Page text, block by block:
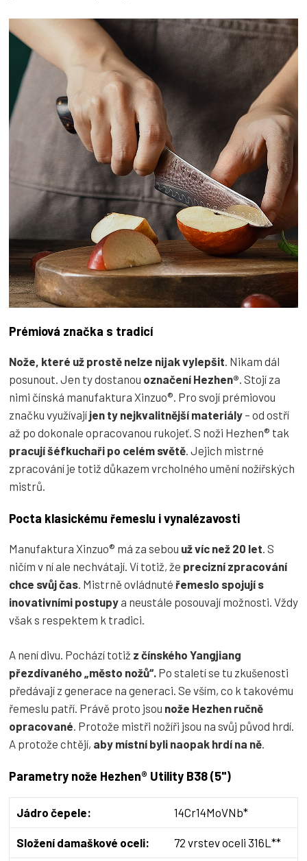
Prémiová značka s tradicí
Nože, které už prostě nelze nijak vylepšit . Nikam dál
posunout. Jen ty dostanou označení Hezhen® . Stojí za
nimi čínská manufaktura Xinzuo®. Pro svojí prémiovou
značku využívají jen ty nejkvalitnější materiály – od ostří
až po dokonale opracovanou rukojeť. S noži Hezhen® tak
pracují šéfkuchaři po celém světě . Jejich mistrné
zpracování je totiž důkazem vrcholného umění nožířských
mistrů.
Pocta klasickému řemeslu i vynalézavosti
Manufaktura Xinzuo® má za sebou už víc než 20 let . S
ničím v ní ale nechvátají. Ví totiž, že precizní zpracování
chce svůj čas . Mistrně ovládnuté řemeslo spojují s
inovativními postupya neustále posouvají možnosti. Vždy
však s respektem k tradici.
A není divu. Pochází totiž z čínského Yangjiang
přezdívaného „město nožů“. Po staletí se tu zkušenosti
předávají z generace na generaci. Se vším, co k takovému
řemeslu patří. Právě proto jsou nože Hezhen ručně
opracované . Protože mistři nožíři jsou na svůj původ hrdí.
A protože chtějí, aby místní byli naopak hrdí na ně
Parametry nože Hezhen® Utility B38 (5")
Jádro čepele: 14Cr14MoVNb*
Složení damaškové oceli: 72 vrstev oceli 316L**